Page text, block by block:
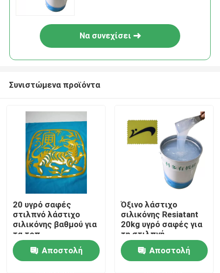
Σπίτι
Προϊόντα
Να συνεχίσει
Συνιστώμενα προϊόντα
20 υγρό σαφές
στιλπνό λάστιχο
σιλικόνης βαθμού για
τα τοπ
πιστοποιητικά
τυπωμένων υλών
ROHS
Αποστολή
Όξινο λάστιχο
σιλικόνης Resiatant
20kg υγρό σαφές για
τη στιλπνή
εκτύπωση
Αποστολή